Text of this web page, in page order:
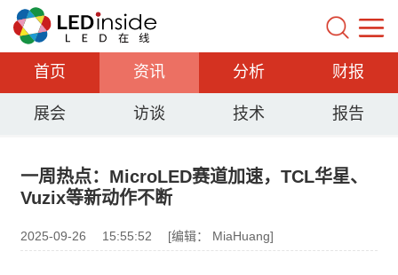
首页 资讯 分析 财报
展会 访谈 技术 报告
一周热点：MicroLED赛道加速，TCL华星、
Vuzix等新动作不断
2025-09-26 15:55:52 [编辑： MiaHuang]